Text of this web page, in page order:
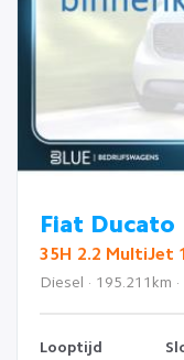
Fiat Ducato
35H 2.2 MultiJet
Diesel · 195.211km
Looptijd